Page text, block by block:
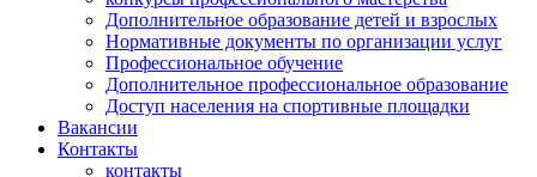
Дополнительное образование детей и взрослых
Нормативные документы по организации услуг
Профессиональное обучение
Дополнительное профессиональное образование
Доступ населения на спортивные площадки
Вакансии
Контакты
контакты